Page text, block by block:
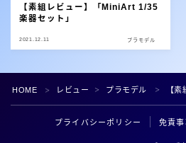
【素組レビュー】「MiniArt 1/35
楽器セット」
2021.12.11 プラモデル
HOME ＞ レビュー ＞ プラモデル ＞ 【
プライバシーポリシー 免責事